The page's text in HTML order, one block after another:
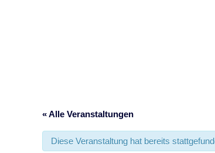
« Alle Veranstaltungen
Diese Veranstaltung hat bereits